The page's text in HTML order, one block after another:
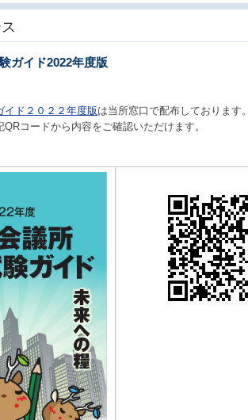
ガイド2022年度版
イド２０２２年度版は当所窓口で配布しております
QRコードから内容をご確認いただけます。